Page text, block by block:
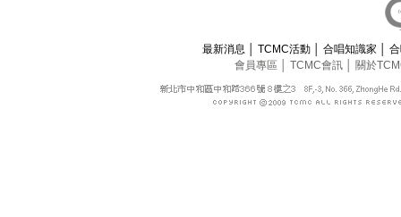
最新消息 TCMC活動 合唱知識家
會員專區
TCMC會訊 關於